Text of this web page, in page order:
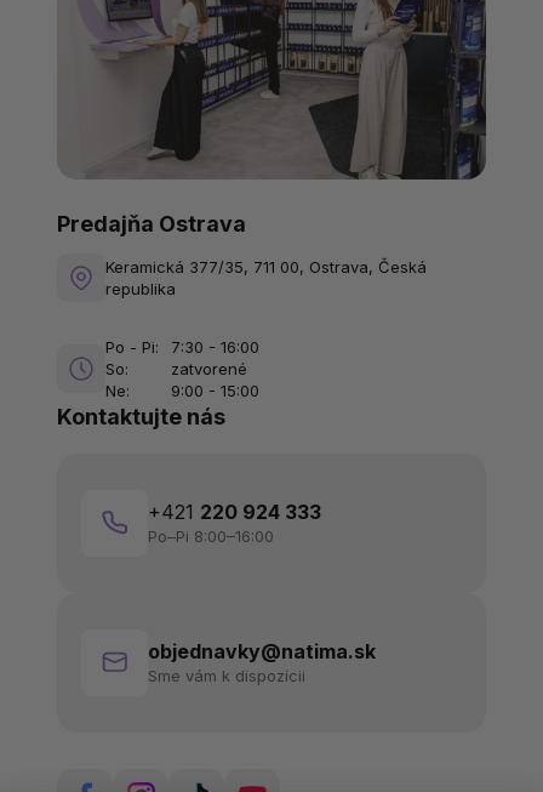
Kontaktujte nás
+421 220 924 333
Po–Pi 8:00–16:00
objednavky@natima.sk
Sme vám k dispozícii
Predajňa Ostrava
Keramická 377/35, 711 00, Ostrava, Česká
republika
Po - Pi:
7:30 - 16:00
So:
zatvorené
Ne:
9:00 - 15:00